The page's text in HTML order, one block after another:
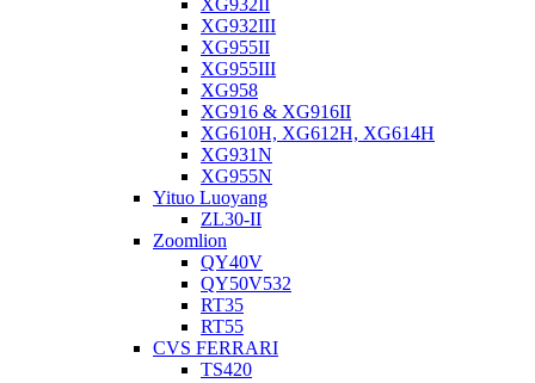
XG932II
XG932III
XG955II
XG955III
XG958
XG916 & XG916II
XG610H, XG612H, XG614H
XG931N
XG955N
Yituo Luoyang
ZL30-II
Zoomlion
QY40V
QY50V532
RT35
RT55
CVS FERRARI
TS420